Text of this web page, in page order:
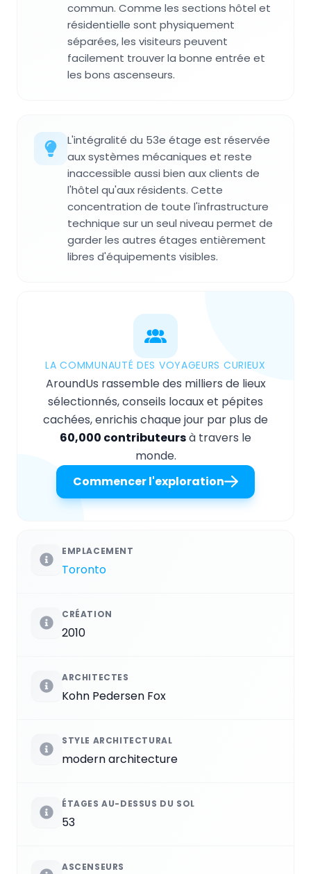
commun. Comme les sections hôtel et
résidentielle sont physiquement
séparées, les visiteurs peuvent
facilement trouver la bonne entrée et
les bons ascenseurs.
L'intégralité du 53e étage est réservée
aux systèmes mécaniques et reste
inaccessible aussi bien aux clients de
l'hôtel qu'aux résidents. Cette
concentration de toute l'infrastructure
technique sur un seul niveau permet de
garder les autres étages entièrement
libres d'équipements visibles.
LA COMMUNAUTÉ DES VOYAGEURS CURIEUX
AroundUs rassemble des milliers de lieux
sélectionnés, conseils locaux et pépites
cachées, enrichis chaque jour par plus de
60,000 contributeursà travers le
monde.
Commencer l'exploration
EMPLACEMENT
Toronto
CRÉATION
2010
ARCHITECTES
Kohn Pedersen Fox
STYLE ARCHITECTURAL
modern architecture
ÉTAGES AU-DESSUS DU SOL
53
ASCENSEURS